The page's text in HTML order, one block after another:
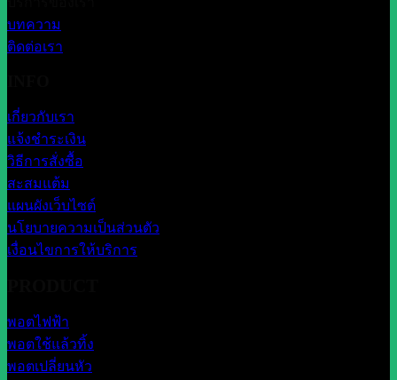
บทความ
ติดต่อเรา
เกี่ยวกับเรา
แจ้งชำระเงิน
วิธีการสั่งซื้อ
สะสมแต้ม
แผนผังเว็บไซต์
นโยบายความเป็นส่วนตัว
เงื่อนไขการให้บริการ
พอตไฟฟ้า
พอตใช้แล้วทิ้ง
พอตเปลี่ยนหัว